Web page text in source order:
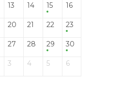
13 14 15 16
20 21 22 23
27 28 29 30
3 4 5 6